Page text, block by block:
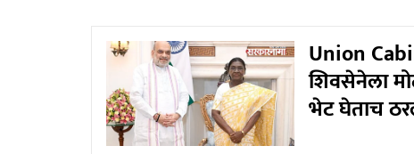
Union
शिवसेनेला
भेट घेताच